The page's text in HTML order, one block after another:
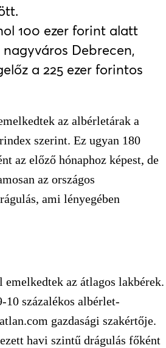
100 ezer forint alatt
Debrecen,
a 225 ezer forintos
az albérletárak a
szerint. Ez ugyan 180
az előző hónaphoz képest, de
az országos
ami lényegében
emelkedtek az átlagos lakbérek.
10 százalékos albérlet-
gazdasági szakértője.
havi szintű drágulás főként